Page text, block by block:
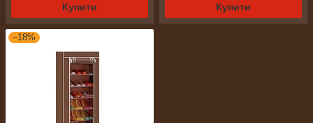
Купити Купити
–18%